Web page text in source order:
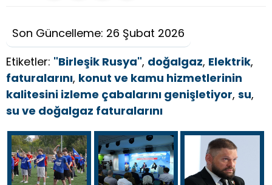
Son Güncelleme: 26 Şubat 2026
Etiketler: "Birleşik Rusya", doğalgaz, Elektrik,
faturalarını, konut ve kamu hizmetlerinin
kalitesini izleme çabalarını genişletiyor, su,
su ve doğalgaz faturalarını